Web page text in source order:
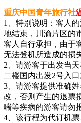
重庆中国青年旅行社
1、特别说明：客人
地结束，川渝片区的
客人自行承担，由于
无法登机所造成的损
2、请游客于出发当
二楼国内出发2号入
3、请游客提供准确
改，否则产生的退票
喘等疾病的游客请勿
4、该行程为代订机